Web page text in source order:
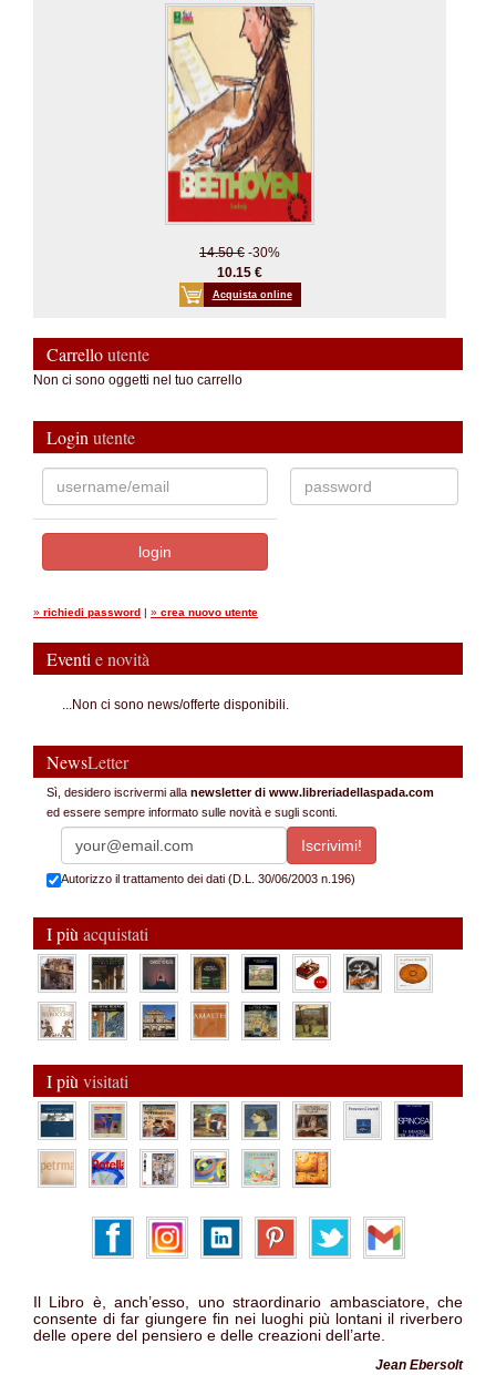
14.50 € -30%
10.15 €
Acquista online
Carrelloutente
Non ci sono oggetti nel tuo carrello
Login utente
» richiedi password | » crea nuovo utente
Eventi e novità
...Non ci sono news/offerte disponibili.
NewsLetter
Sì, desidero iscrivermi alla newsletter di www.libreriadellaspada.com
ed essere sempre informato sulle novità e sugli sconti.
Autorizzo il trattamento dei dati (D.L. 30/06/2003 n.196)
I più acquistati
I più visitati
Il Libro è, anch’esso, uno straordinario ambasciatore, che
consente di far giungere fin nei luoghi più lontani il riverbero
delle opere del pensiero e delle creazioni dell’arte.
Jean Ebersolt